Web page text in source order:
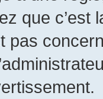
que c’est
pas